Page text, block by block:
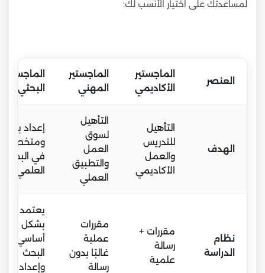
لمساعدتك على اختيار الأنسب لك:
العنصر
الماجستير
الأكاديمي
الماجستير
المهني
الماجستير
البحثي
الهدف
التأهيل
للتدريس
والعمل
الأكاديمي
التأهيل
لسوق
العمل
والتطبيق
العملي
إعداد
في البحث
العلمي
نظام
الدراسة
مقررات +
رسالة
علمية
مقررات
عملية
غالبًا بدون
رسالة
يعتمد
بشكل
أساسي
البحث
وإعداد